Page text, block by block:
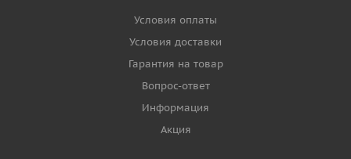
Условия оплаты
Условия доставки
Гарантия на товар
Вопрос-ответ
Информация
Акция